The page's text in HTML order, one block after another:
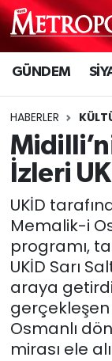
GÜNDEM
HABERLER
İzleri
UKİD
Memalik-i
programı,
UKİD Sarı
araya
gerçekleşen
Osmanlı
mirası ele
Hava
Trafik
Süper
Tüm
Son
Haber